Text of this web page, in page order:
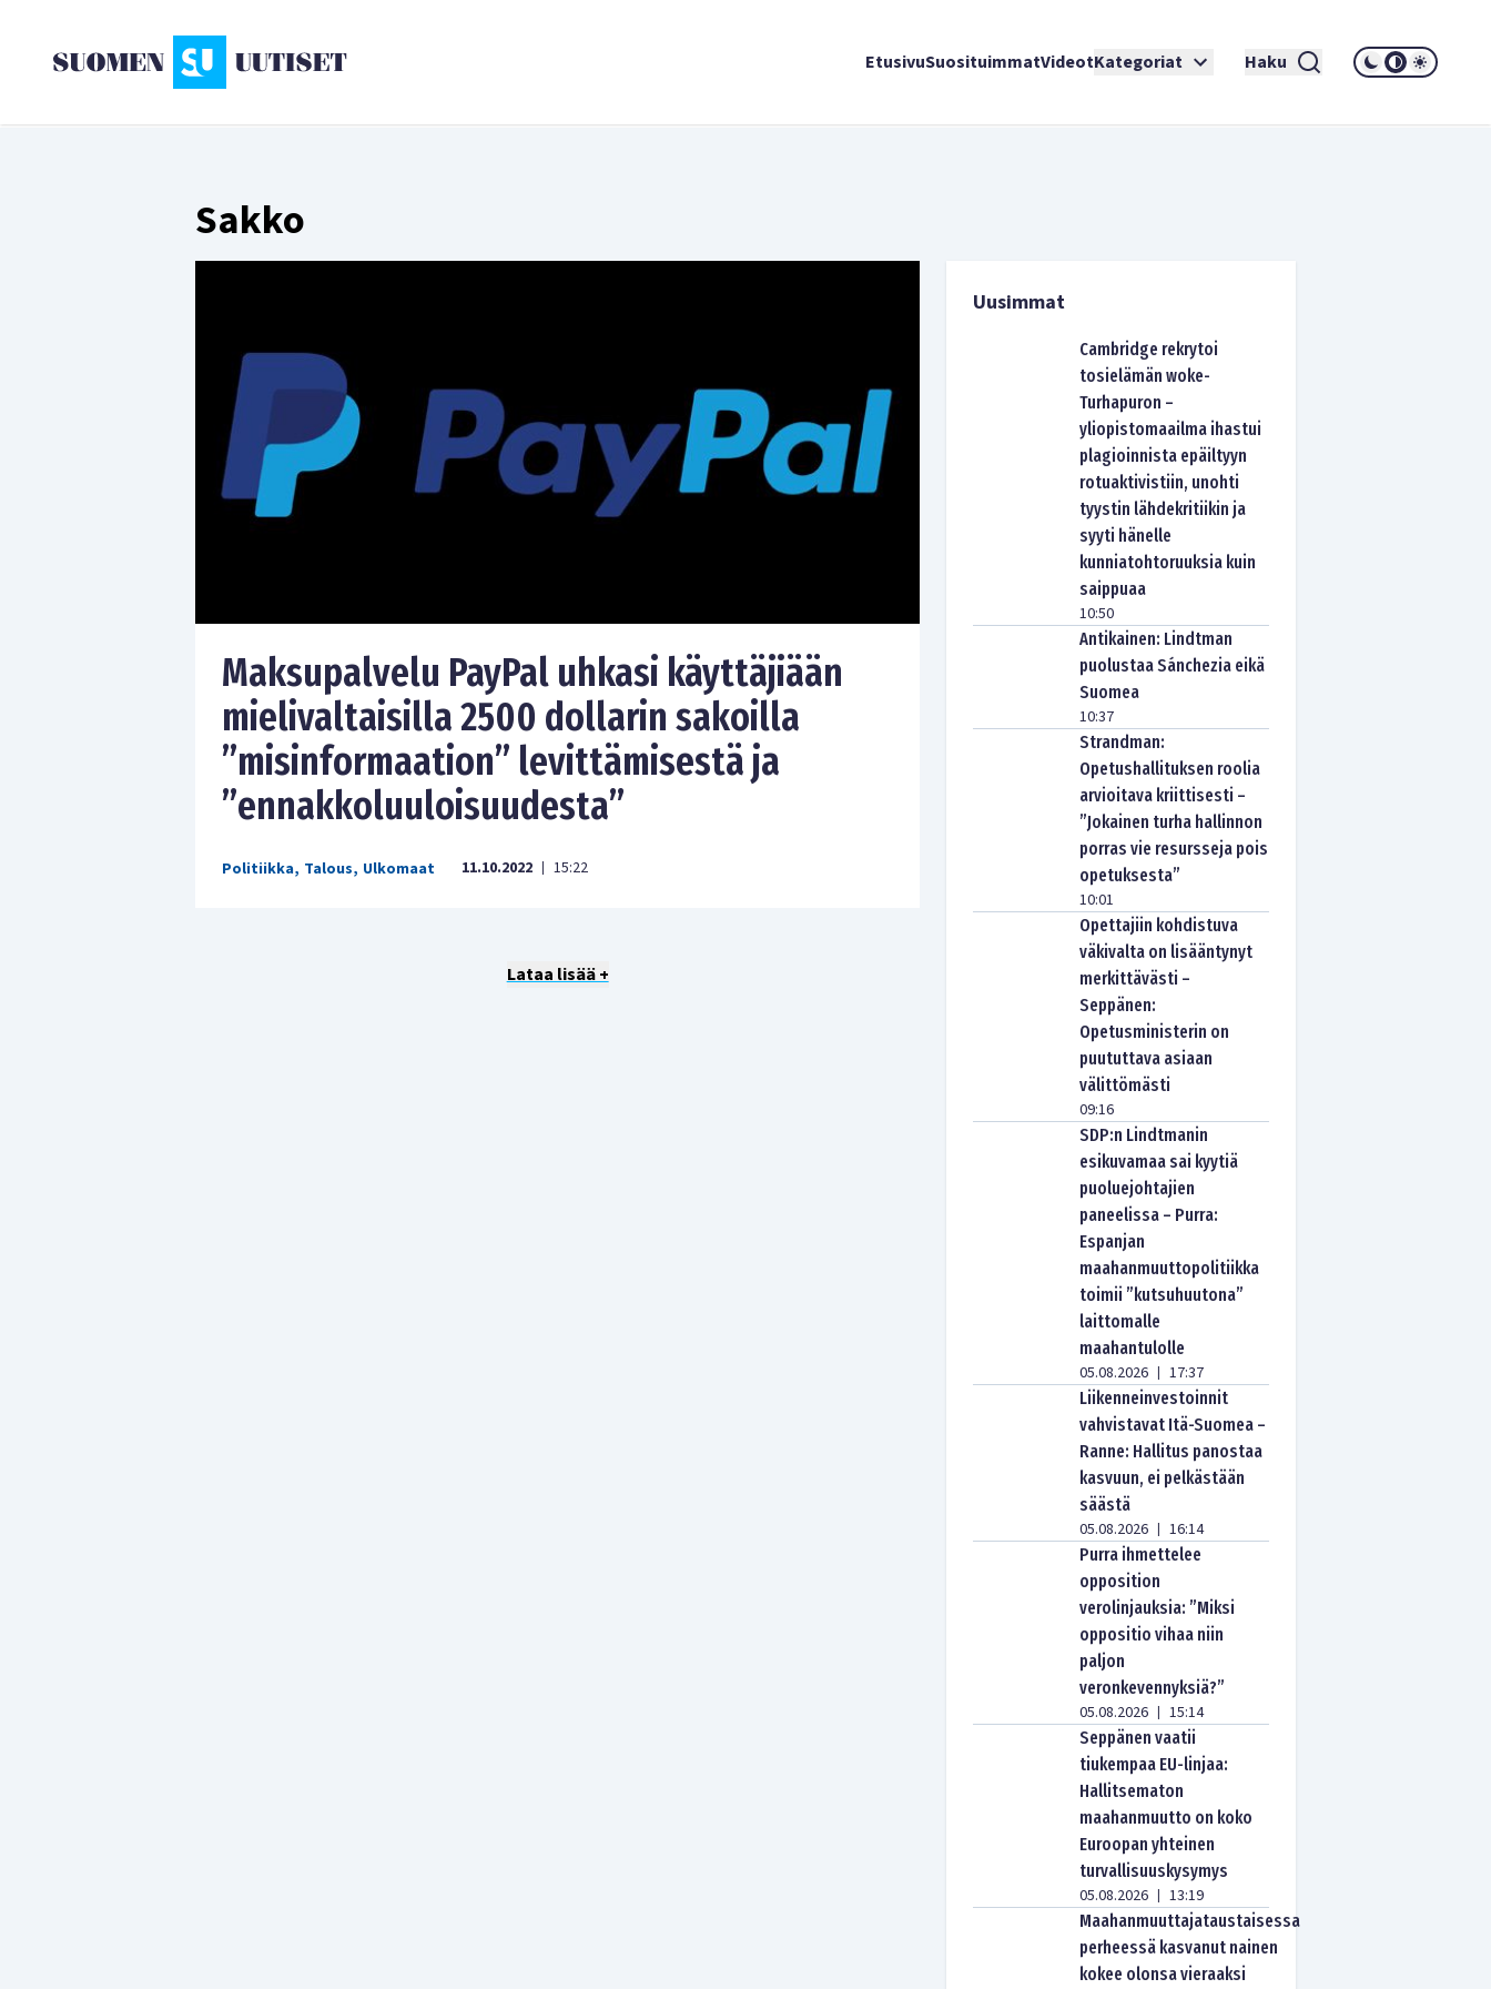
EtusivuSuosituimmatVideotKategoriat Haku
Sakko
Maksupalvelu PayPal uhkasi käyttäjiään
mielivaltaisilla 2500 dollarin sakoilla
”misinformaation” levittämisestä ja
”ennakkoluuloisuudesta”
Politiikka, Talous, Ulkomaat 11.10.2022 | 15:22
Lataa lisää +
Uusimmat
Cambridge rekrytoi
tosielämän woke-
Turhapuron –
yliopistomaailma ihastui
plagioinnista epäiltyyn
rotuaktivistiin, unohti
tyystin lähdekritiikin ja
syyti hänelle
kunniatohtoruuksia kuin
saippuaa
10:50
Antikainen: Lindtman
puolustaa Sánchezia eikä
Suomea
10:37
Strandman:
Opetushallituksen roolia
arvioitava kriittisesti –
”Jokainen turha hallinnon
porras vie resursseja pois
opetuksesta”
10:01
Opettajiin kohdistuva
väkivalta on lisääntynyt
merkittävästi –
Seppänen:
Opetusministerin on
puututtava asiaan
välittömästi
09:16
SDP:n Lindtmanin
esikuvamaa sai kyytiä
puoluejohtajien
paneelissa – Purra:
Espanjan
maahanmuuttopolitiikka
toimii ”kutsuhuutona”
laittomalle
maahantulolle
05.08.2026 | 17:37
Liikenneinvestoinnit
vahvistavat Itä-Suomea –
Ranne: Hallitus panostaa
kasvuun, ei pelkästään
säästä
05.08.2026 | 16:14
Purra ihmettelee
opposition
verolinjauksia: ”Miksi
oppositio vihaa niin
paljon
veronkevennyksiä?”
05.08.2026 | 15:14
Seppänen vaatii
tiukempaa EU-linjaa:
Hallitsematon
maahanmuutto on koko
Euroopan yhteinen
turvallisuuskysymys
05.08.2026 | 13:19
Maahanmuuttajataustaisessa
perheessä kasvanut nainen
kokee olonsa vieraaksi